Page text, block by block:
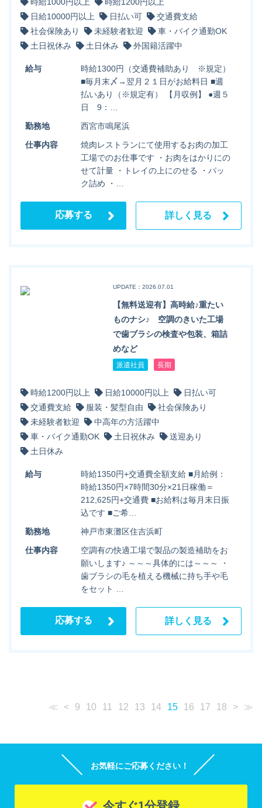
時給1000円以上
時給1200円以上
日給10000円以上
日払い可
交通費支給
社会保険あり
未経験者歓迎
車・バイク通勤OK
土日祝休み
土日休み 外国籍活躍中
給与
時給1300円（交通費補助あり ※規定）
■毎月末〆→翌月２１日がお給料日 ■週
払いあり（※規定有） 【月収例】 ●週５
日 9：…
勤務地
西宮市鳴尾浜
仕事内容
焼肉レストランにて使用するお肉の加工
工場でのお仕事です ・お肉をはかりにの
せて計量 ・トレイの上にのせる ・パッ
ク詰め ・…
応募する 詳しく見る
UPDATE：2026.07.01
【無料送迎有】高時給♪重たい
ものナシ♪ 空調のきいた工場
で歯ブラシの検査や包装、箱詰
めなど
派遣社員 長期
時給1200円以上 日給10000円以上
日払い可
交通費支給
服装・髪型自由
社会保険あり
未経験者歓迎
中高年の方活躍中
車・バイク通勤OK
土日祝休み
送迎あり
土日休み
給与
時給1350円+交通費全額支給 ■月給例：
時給1350円×7時間30分×21日稼働＝
212,625円+交通費 ■お給料は毎月末日振
込です ■ご希…
勤務地
神戸市東灘区住吉浜町
仕事内容
空調有の快適工場で製品の製造補助をお
願いします♪ ～～～具体的には～～～ ・
歯ブラシの毛を植える機械に持ち手や毛
をセット …
応募する 詳しく見る
≪ < 9 10 11 12 13 14 15 16 17 18 > ≫
お気軽にご応募ください！